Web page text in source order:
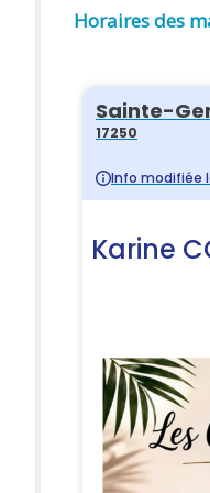
Horaires des